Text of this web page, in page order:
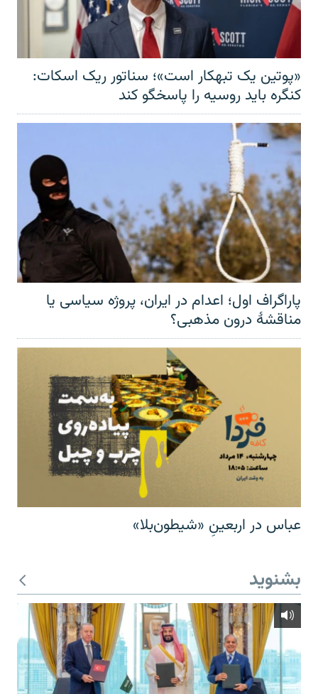
«پوتین یک تبهکار است»؛ سناتور ریک اسکات:
کنگره باید روسیه را پاسخگو کند
پاراگراف اول؛ اعدام در ایران، پروژه سیاسی یا
مناقشهٔ درون مذهبی؟
عباس در اربعینِ «شیطون‌بلا»
بشنوید